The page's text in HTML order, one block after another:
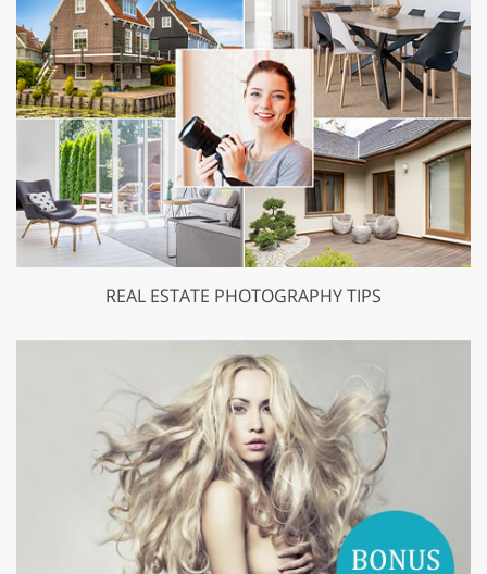
REAL ESTATE PHOTOGRAPHY TIPS